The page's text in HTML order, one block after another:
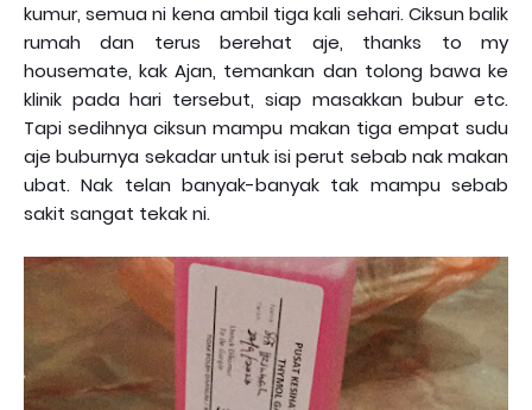
kumur, semua ni kena ambil tiga kali sehari. Ciksun balik
rumah dan terus berehat aje, thanks to my
housemate, kak Ajan, temankan dan tolong bawa ke
klinik pada hari tersebut, siap masakkan bubur etc.
Tapi sedihnya ciksun mampu makan tiga empat sudu
aje buburnya sekadar untuk isi perut sebab nak makan
ubat. Nak telan banyak-banyak tak mampu sebab
sakit sangat tekak ni.